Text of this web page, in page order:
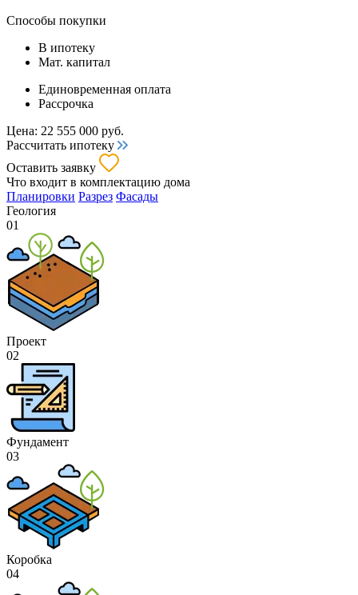
Способы покупки
В ипотеку
Мат. капитал
Единовременная оплата
Рассрочка
Цена: 22 555 000 руб.
Рассчитать ипотеку
Оставить заявку
Что входит в комплектацию дома
Планировки Разрез Фасады
Геология
01
Проект
02
Фундамент
03
Коробка
04